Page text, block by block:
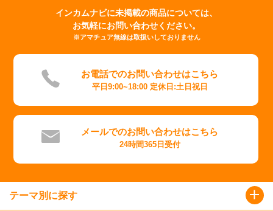
インカムナビに未掲載の商品については、
お気軽にお問い合わせください。
※アマチュア無線は取扱いしておりません
お電話でのお問い合わせはこちら
平日9:00~18:00 定休日:土日祝日
メールでのお問い合わせはこちら
24時間365日受付
テーマ別に探す